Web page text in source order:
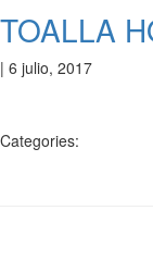
TOALLA
| 6 julio, 2017
Categories: